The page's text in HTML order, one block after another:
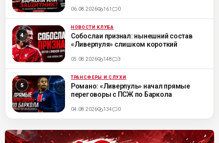
06.08.2026 161 0
ML НОВОСТИ КЛУБА
Собослаи признал: нынешний состав
«Ливерпуля» слишком короткий
05.08.2026 148 3
ML ТРАНСФЕРЫ И СЛУХИ
Романо: «Ливерпуль» начал прямые
переговоры с ПСЖ по Баркола
04.08.2026 134 0